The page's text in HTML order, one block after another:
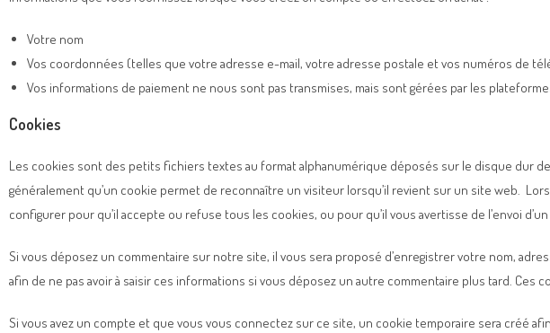
Votre nom
Vos coordonnées (telles que votre adresse e-mail, votre adresse postale et vos numéros de
Vos informations de paiement ne nous sont pas transmises, mais sont gérées par les
Cookies
Les cookies sont des petits fichiers textes au format alphanumérique déposés sur le disque dur
généralement qu’un cookie permet de reconnaître un visiteur lorsqu’il revient sur un site web.
configurer pour qu’il accepte ou refuse tous les cookies, ou pour qu’il vous avertisse de l’envoi
Si vous déposez un commentaire sur notre site, il vous sera proposé d’enregistrer votre nom,
afin de ne pas avoir à saisir ces informations si vous déposez un autre commentaire plus tard. Ces
Si vous avez un compte et que vous vous connectez sur ce site, un cookie temporaire sera créé